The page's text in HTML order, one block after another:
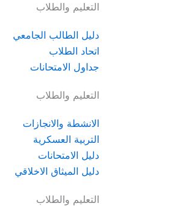
التعليم والطلاب
دليل الطالب الجامعي
اتحاد الطلاب
جداول الامتحانات
التعليم والطلاب
الانشطة والانجازات
التربية العسكرية
دليل الامتحانات
دليل الميثاق الاخلاقي
التعليم والطلاب